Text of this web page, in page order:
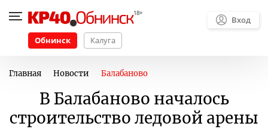
Обнинск Калуга
Вход
Главная Новости Балабаново
В Балабаново началось
строительство ледовой арены